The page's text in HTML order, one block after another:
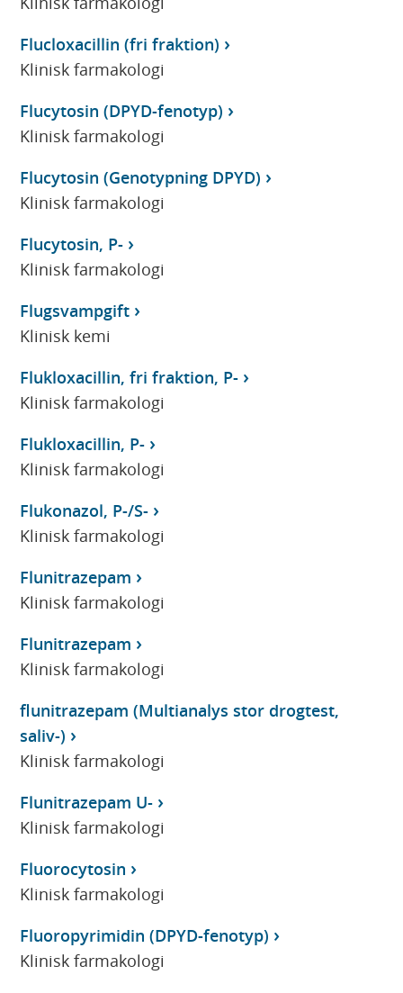
Flucloxacillin (fri fraktion)
Klinisk farmakologi
Flucytosin (DPYD-fenotyp)
Klinisk farmakologi
Flucytosin (Genotypning DPYD)
Klinisk farmakologi
Flucytosin, P-
Klinisk farmakologi
Flugsvampgift
Klinisk kemi
Flukloxacillin, fri fraktion, P-
Klinisk farmakologi
Flukloxacillin, P-
Klinisk farmakologi
Flukonazol, P-/S-
Klinisk farmakologi
Flunitrazepam
Klinisk farmakologi
Flunitrazepam
Klinisk farmakologi
flunitrazepam (Multianalys stor drogtest,
saliv-)
Klinisk farmakologi
Flunitrazepam U-
Klinisk farmakologi
Fluorocytosin
Klinisk farmakologi
Fluoropyrimidin (DPYD-fenotyp)
Klinisk farmakologi